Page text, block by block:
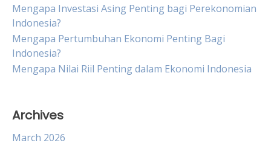
Mengapa Investasi Asing Penting bagi Perekonomian
Indonesia?
Mengapa Pertumbuhan Ekonomi Penting Bagi
Indonesia?
Mengapa Nilai Riil Penting dalam Ekonomi Indonesia
Archives
March 2026